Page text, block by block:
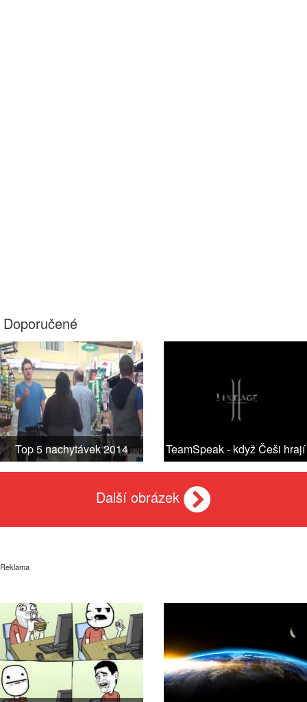
Doporučené
Top 5 nachytávek 2014 TeamSpeak - když Češi hrají
Další obrázek
Reklama